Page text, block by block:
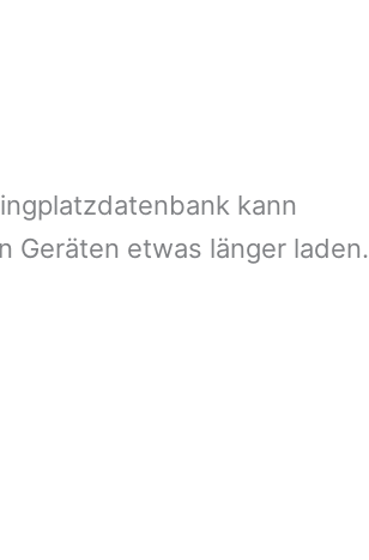
kann
Geräten etwas länger laden.